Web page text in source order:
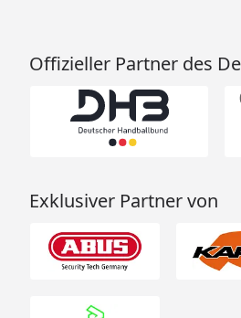
Offizieller Partner des
Exklusiver Partner von